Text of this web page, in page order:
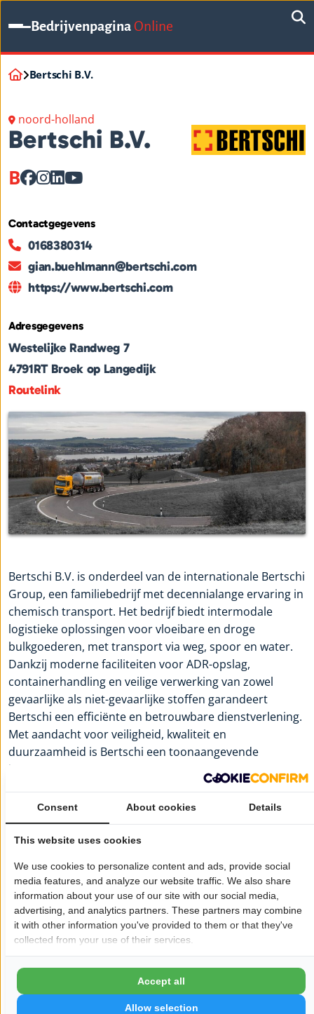
BedrijvenpaginaOnline
Bertschi B.V.
noord-holland
Bertschi B.V.
B
Contactgegevens
0168380314
gian.buehlmann@bertschi.com
https://www.bertschi.com
Adresgegevens
Westelijke Randweg 7
4791RT Broek op Langedijk
Routelink
Bertschi B.V. is onderdeel van de internationale Bertschi
Group, een familiebedrijf met decennialange ervaring in
chemisch transport. Het bedrijf biedt intermodale
logistieke oplossingen voor vloeibare en droge
bulkgoederen, met transport via weg, spoor en water.
Dankzij moderne faciliteiten voor ADR-opslag,
containerhandling en veilige verwerking van zowel
gevaarlijke als niet-gevaarlijke stoffen garandeert
Bertschi een efficiënte en betrouwbare dienstverlening.
Met aandacht voor veiligheid, kwaliteit en
duurzaamheid is Bertschi een toonaangevende
logistieke partner binnen de chemiesector.
Wil je dat jouw bedrijf hier ook staat?Meld je aan!
Openingstijden
Maandag:
Dinsdag:
06:00 - 20:00
Consent About cookies Details
This website uses cookies
We use cookies to personalize content and ads, provide social
media features, and analyze our website traffic. We also share
information about your use of our site with our social media,
advertising, and analytics partners. These partners may combine
it with other information you've provided to them or that they've
collected from your use of their services.
Allow selection
Accept all